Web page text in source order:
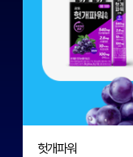
헛개파워